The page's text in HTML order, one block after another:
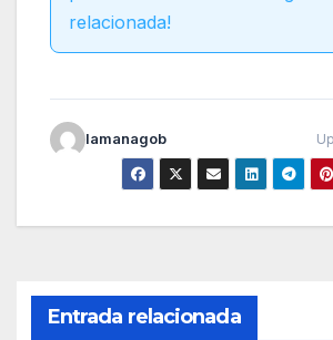
relacionada!
lamanagob
Entrada relacionada